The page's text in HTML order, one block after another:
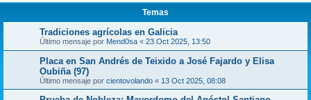
Temas
Tradiciones agrícolas en Galicia
Último mensaje por Mend0sa « 23 Oct 2025, 13:50
Placa en San Andrés de Teixido a José Fajardo y Elisa
Oubiña (97)
Último mensaje por cientovolando « 13 Oct 2025, 08:08